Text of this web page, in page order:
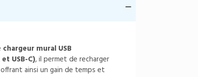
chargeur mural USB
USB-C), il permet de recharger
ainsi un gain de temps et